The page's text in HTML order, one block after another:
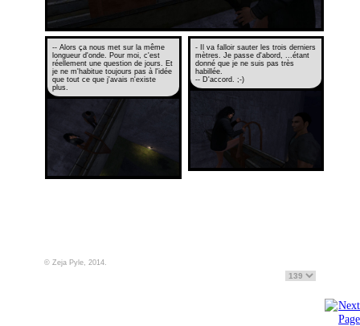
-- Alors ça nous met sur la même
longueur d'onde. Pour moi, c'est
réellement une question de jours. Et
je ne m'habitue toujours pas à l'idée
que tout ce que j'avais n'existe
plus.
- Il va falloir sauter les trois derniers
mètres. Je passe d'abord, ...étant
donné que je ne suis pas très
habillée.
-- D'accord. ;-)
© Zeja Pyle, 2014.